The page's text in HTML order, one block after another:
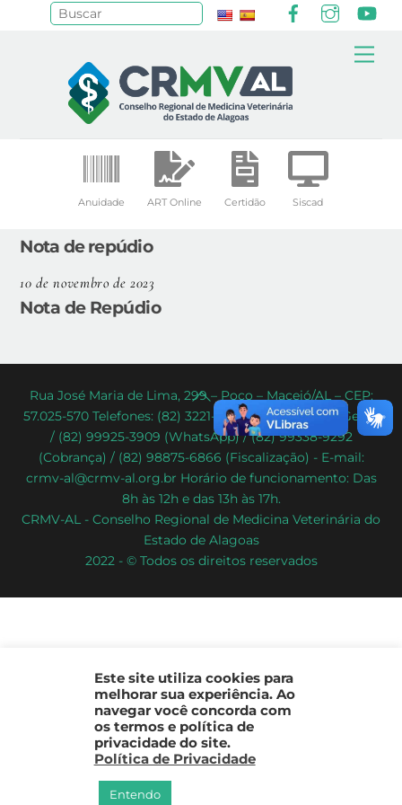
Anuidade ART Online Certidão Siscad
Nota de repúdio
10 de novembro de 2023
Nota de Repúdio
Back
To
Top
Rua José Maria de Lima, 299 – Poço – Maceió/AL – CEP:
57.025-570 Telefones: (82) 3221-2086 (Atendimento Geral)
/ (82) 99925-3909 (WhatsApp) / (82) 99338-9292
(Cobrança) / (82) 98875-6866 (Fiscalização) - E-mail:
crmv-al@crmv-al.org.br Horário de funcionamento: Das
8h às 12h e das 13h às 17h.
CRMV-AL - Conselho Regional de Medicina Veterinária do
Estado de Alagoas
2022 - © Todos os direitos reservados
Este site utiliza cookies para
melhorar sua experiência. Ao
navegar você concorda com
os termos e política de
privacidade do site.
Política de Privacidade
Entendo